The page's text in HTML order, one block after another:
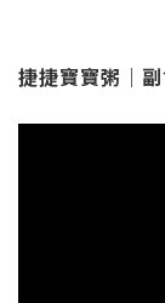
捷捷寶寶粥｜